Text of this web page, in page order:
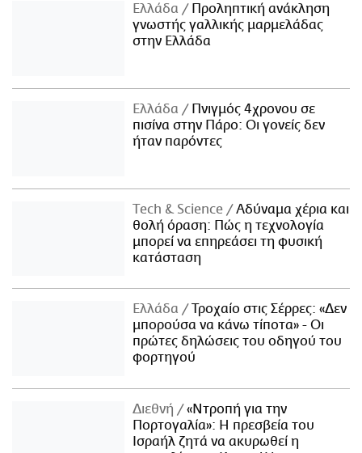
Ελλάδα
Προληπτική ανάκληση
γνωστής γαλλικής μαρμελάδας
στην Ελλάδα
Ελλάδα
Πνιγμός 4χρονου σε
πισίνα στην Πάρο: Οι γονείς δεν
ήταν παρόντες
Τech & Science
Αδύναμα χέρια και
θολή όραση: Πώς η τεχνολογία
μπορεί να επηρεάσει τη φυσική
κατάσταση
Ελλάδα
Τροχαίο στις Σέρρες: «Δεν
μπορούσα να κάνω τίποτα» - Οι
πρώτες δηλώσεις του οδηγού του
φορτηγού
Διεθνή
«Ντροπή για την
Πορτογαλία»: Η πρεσβεία του
Ισραήλ ζητά να ακυρωθεί η